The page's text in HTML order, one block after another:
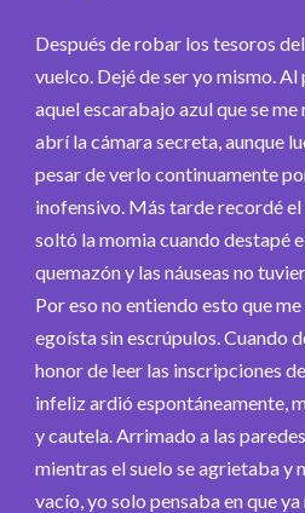
Después de robar los tesoros
vuelco. Dejé de ser yo mismo.
aquel escarabajo azul que se
abrí la cámara secreta, aunque
pesar de verlo continuamente
inofensivo. Más tarde recordé
soltó la momia cuando destapé
quemazón y las náuseas no
Por eso no entiendo esto que
egoísta sin escrúpulos. Cuando
honor de leer las inscripciones
infeliz ardió espontáneamente,
y cautela. Arrimado a las
mientras el suelo se agrietaba y
vacío, yo solo pensaba en que